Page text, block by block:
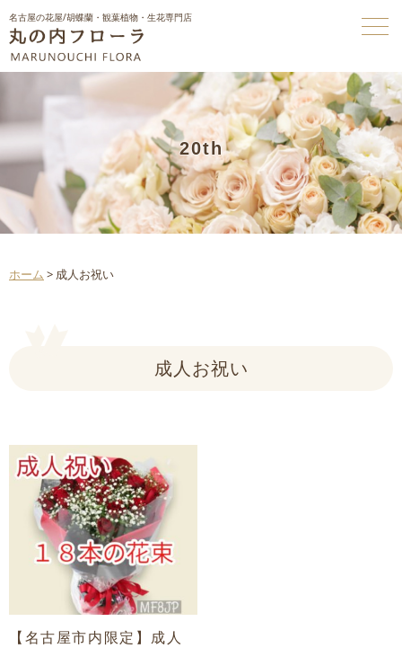
名古屋の花屋/胡蝶蘭・観葉植物・生花専門店
20th
ホーム > 成人お祝い
成人お祝い
【名古屋市内限定】成人